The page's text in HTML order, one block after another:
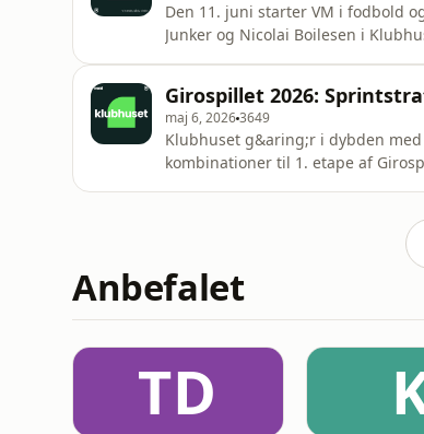
Den 11. juni starter VM i fodbold
Junker og Nicolai Boilesen i
stedet dem man tro
Girospillet 2026:
maj 6, 20263649
Klubhuset g&aring;r i dybden
kombinationer til 1. etape af
Anbefalet
TD